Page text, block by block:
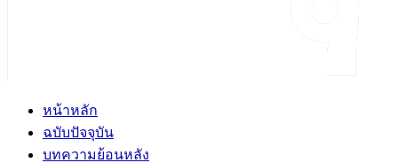
หน้าหลัก
ฉบับปัจจุบัน
บทความย้อนหลัง